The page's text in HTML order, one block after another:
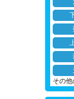
その他